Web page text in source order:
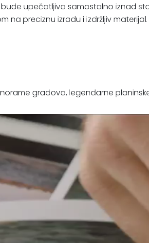
upečatljiva samostalno iznad
na preciznu izradu i izdržljiv materijal.
gradova, legendarne